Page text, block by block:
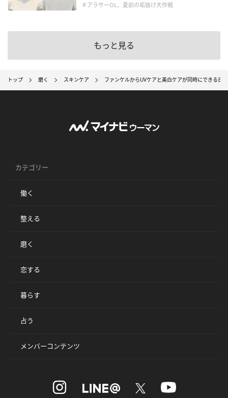
＃アラサーOL、夏前の垢抜け大作戦
もっと見る
トップ 磨く スキンケア ファンケルからUVケアと美白ケアが同時にできる日
カテゴリー
働く
整える
磨く
恋する
暮らす
占う
メンバーコンテンツ